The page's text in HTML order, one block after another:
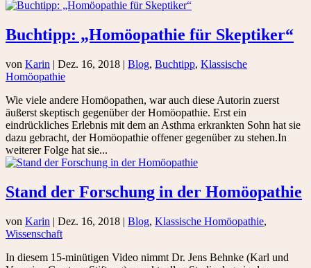
Buchtipp: „Homöopathie für Skeptiker“
von Karin | Dez. 16, 2018 | Blog, Buchtipp, Klassische
Homöopathie
Wie viele andere Homöopathen, war auch diese Autorin zuerst
äußerst skeptisch gegenüber der Homöopathie. Erst ein
eindrückliches Erlebnis mit dem an Asthma erkrankten Sohn hat sie
dazu gebracht, der Homöopathie offener gegenüber zu stehen.In
weiterer Folge hat sie...
Stand der Forschung in der Homöopathie
von Karin | Dez. 16, 2018 | Blog, Klassische Homöopathie,
Wissenschaft
In diesem 15-minütigen Video nimmt Dr. Jens Behnke (Karl und